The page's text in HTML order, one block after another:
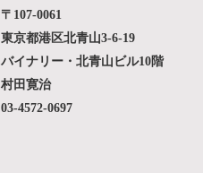
〒107-0061
東京都港区北青山3-6-19
バイナリー・北青山ビル10階
村田寛治
03-4572-0697